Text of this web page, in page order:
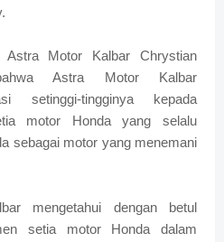
Astra Motor Kalbar Chrystian
Astra Motor Kalbar
setinggi-tingginya kepada
motor Honda yang selalu
sebagai motor yang menemani
mengetahui dengan betul
setia motor Honda dalam